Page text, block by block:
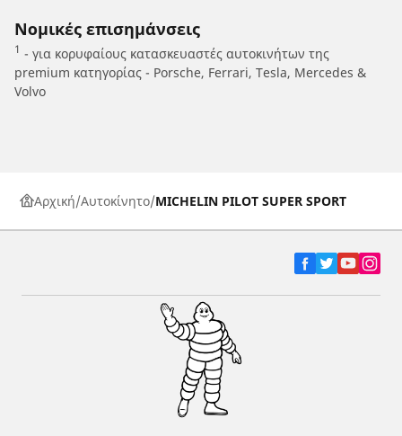
Νομικές επισημάνσεις
1 - για κορυφαίους κατασκευαστές αυτοκινήτων της
premium κατηγορίας - Porsche, Ferrari, Tesla, Mercedes &
Volvo
Αρχική Αυτοκίνητο MICHELIN PILOT SUPER SPORT